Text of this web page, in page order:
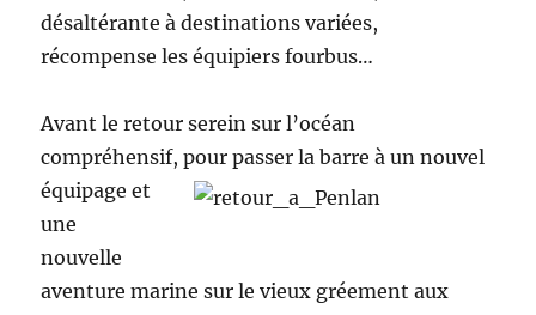
désaltérante à destinations variées,
récompense les équipiers fourbus…
Avant le retour serein sur l’océan
compréhensif, pour passer la barre à unnouvel
équipage et
une
nouvelle
aventure marine sur le vieux gréement aux